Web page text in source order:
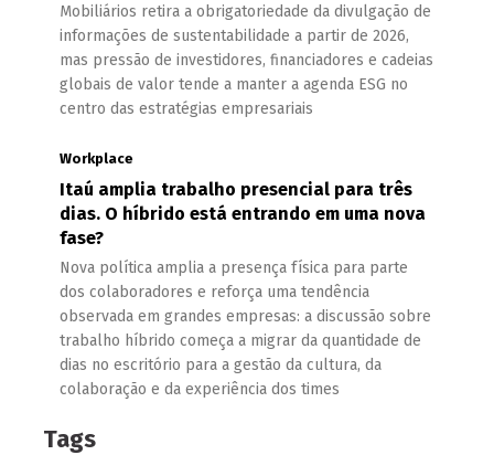
Mobiliários retira a obrigatoriedade da divulgação de
informações de sustentabilidade a partir de 2026,
mas pressão de investidores, financiadores e cadeias
globais de valor tende a manter a agenda ESG no
centro das estratégias empresariais
Workplace
Itaú amplia trabalho presencial para três
dias. O híbrido está entrando em uma nova
fase?
Nova política amplia a presença física para parte
dos colaboradores e reforça uma tendência
observada em grandes empresas: a discussão sobre
trabalho híbrido começa a migrar da quantidade de
dias no escritório para a gestão da cultura, da
colaboração e da experiência dos times
Tags